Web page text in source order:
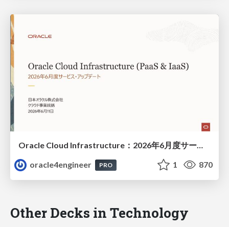
Oracle Cloud Infrastructure：2026年6月度サービス・アップデート
oracle4engineer
PRO 1 870
Other Decks in Technology